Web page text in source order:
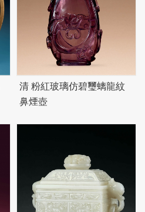
清 粉紅玻璃仿碧璽螭龍紋
鼻煙壺